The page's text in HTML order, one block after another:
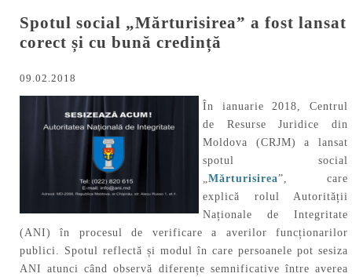
Spotul social „Mărturisirea” a fost lansat
corect și cu bună credință
09.02.2018
În ianuarie 2018, Centrul
de Resurse Juridice din
Moldova (CRJM) a lansat
spotul social
Mărturisirea”, care
explică rolul Autorității
Naționale de Integritate
(ANI) în procesul de verificare a averilor funcționarilor
publici. Spotul reflectă și modul în care persoanele pot sesiza
ANI atunci când observă diferențe semnificative între averea